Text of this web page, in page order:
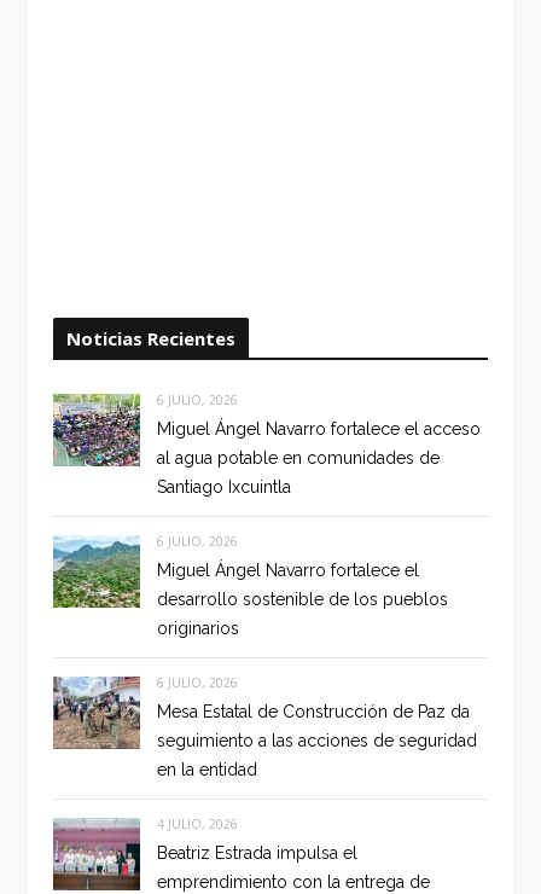
Noticias Recientes
6 JULIO, 2026
Miguel Ángel Navarro fortalece el acceso
al agua potable en comunidades de
Santiago Ixcuintla
6 JULIO, 2026
Miguel Ángel Navarro fortalece el
desarrollo sostenible de los pueblos
originarios
6 JULIO, 2026
Mesa Estatal de Construcción de Paz da
seguimiento a las acciones de seguridad
en la entidad
4 JULIO, 2026
Beatriz Estrada impulsa el
emprendimiento con la entrega de